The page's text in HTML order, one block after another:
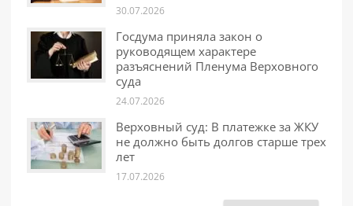
30.07.2026
Госдума приняла закон о
руководящем характере
разъяснений Пленума Верховного
суда
24.07.2026
Верховный суд: В платежке за ЖКУ
не должно быть долгов старше трех
лет
17.07.2026